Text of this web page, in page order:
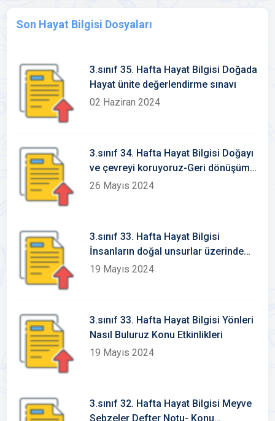
Son Hayat Bilgisi Dosyaları
3.sınıf 35. Hafta Hayat Bilgisi Doğada
Hayat ünite değerlendirme sınavı
02 Haziran 2024
3.sınıf 34. Hafta Hayat Bilgisi Doğayı
ve çevreyi koruyoruz-Geri dönüşüme
katkı sağlayalım Konu Etkinlikleri
26 Mayıs 2024
3.sınıf 33. Hafta Hayat Bilgisi
İnsanların doğal unsurlar üzerinde
ekileri Konu Etkinlikleri
19 Mayıs 2024
3.sınıf 33. Hafta Hayat Bilgisi Yönleri
Nasıl Buluruz Konu Etkinlikleri
19 Mayıs 2024
3.sınıf 32. Hafta Hayat Bilgisi Meyve
Sebzeler Defter Notu- Konu